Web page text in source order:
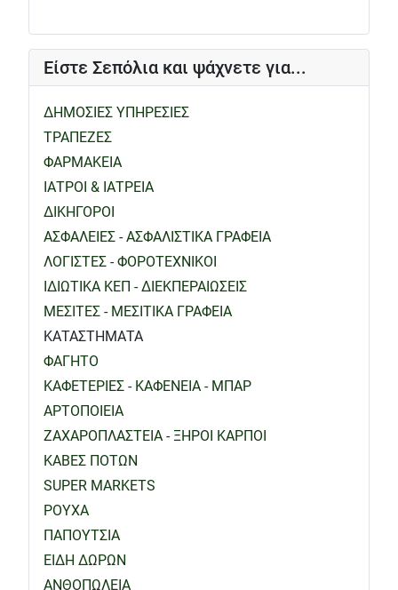
Είστε Σεπόλια και ψάχνετε για...
ΔΗΜΟΣΙΕΣ ΥΠΗΡΕΣΙΕΣ
ΤΡΑΠΕΖΕΣ
ΦΑΡΜΑΚΕΙΑ
ΙΑΤΡΟΙ & ΙΑΤΡΕΙΑ
ΔΙΚΗΓΟΡΟΙ
ΑΣΦΑΛΕΙΕΣ - ΑΣΦΑΛΙΣΤΙΚΑ ΓΡΑΦΕΙΑ
ΛΟΓΙΣΤΕΣ - ΦΟΡΟΤΕΧΝΙΚΟΙ
ΙΔΙΩΤΙΚΑ ΚΕΠ - ΔΙΕΚΠΕΡΑΙΩΣΕΙΣ
ΜΕΣΙΤΕΣ - ΜΕΣΙΤΙΚΑ ΓΡΑΦΕΙΑ
ΚΑΤΑΣΤΗΜΑΤΑ
ΦΑΓΗΤΟ
ΚΑΦΕΤΕΡΙΕΣ - ΚΑΦΕΝΕΙΑ - ΜΠΑΡ
ΑΡΤΟΠΟΙΕΙΑ
ΖΑΧΑΡΟΠΛΑΣΤΕΙΑ - ΞΗΡΟΙ ΚΑΡΠΟΙ
ΚΑΒΕΣ ΠΟΤΩΝ
SUPER MARKETS
ΡΟΥΧΑ
ΠΑΠΟΥΤΣΙΑ
ΕΙΔΗ ΔΩΡΩΝ
ΑΝΘΟΠΩΛΕΙΑ